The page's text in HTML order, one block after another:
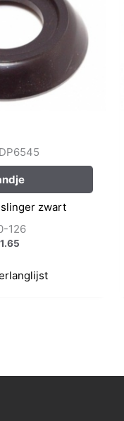
DP6545
zwart
126